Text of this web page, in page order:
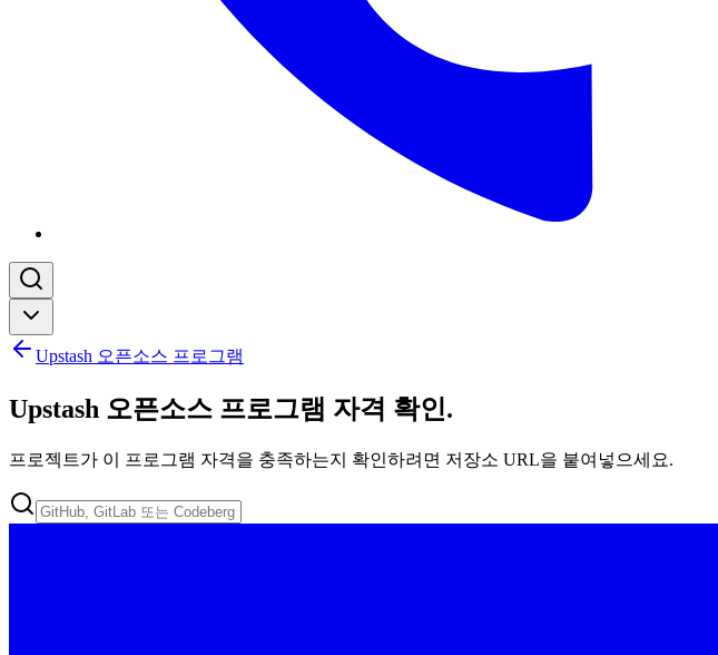
Upstash 오픈소스 프로그램
Upstash 오픈소스 프로그램 자격 확인.
프로젝트가 이 프로그램 자격을 충족하는지 확인하려면 저장소 URL을 붙여넣으세요.